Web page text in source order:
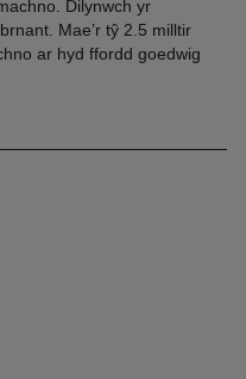
Dilynwch yr
Mae’r tŷ 2.5 milltir
ar hyd ffordd goedwig